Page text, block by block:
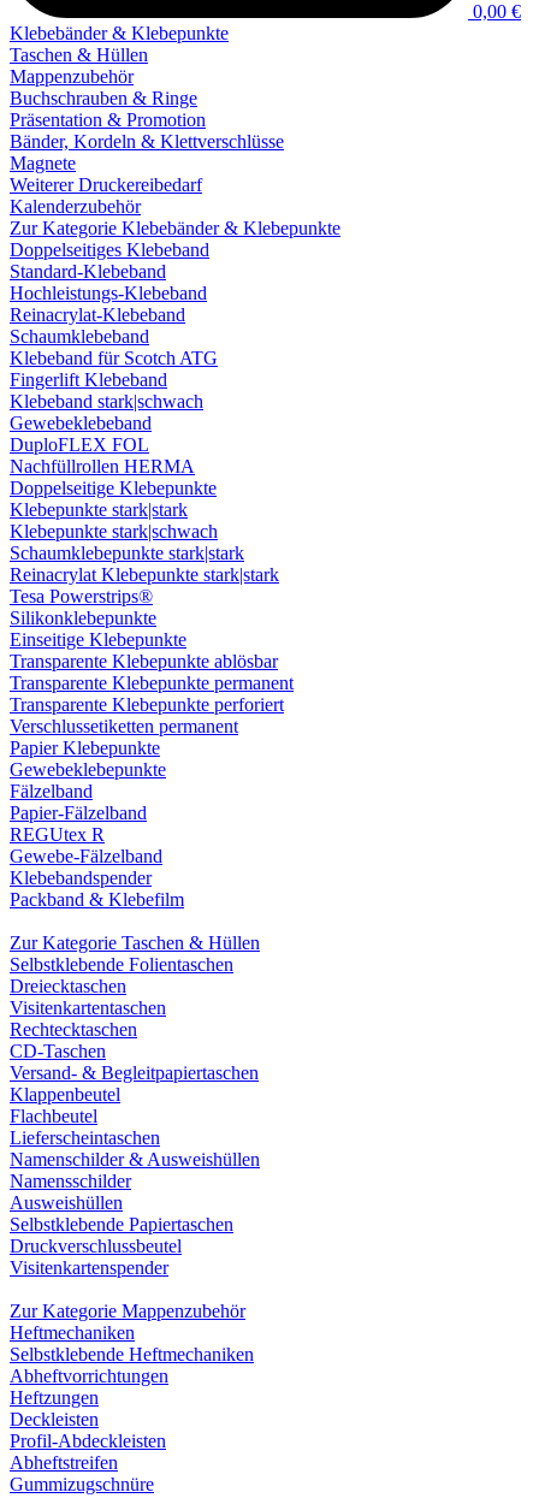
0,00 €
Klebebänder & Klebepunkte
Taschen & Hüllen
Mappenzubehör
Buchschrauben & Ringe
Präsentation & Promotion
Bänder, Kordeln & Klettverschlüsse
Magnete
Weiterer Druckereibedarf
Kalenderzubehör
Zur Kategorie Klebebänder & Klebepunkte
Doppelseitiges Klebeband
Standard-Klebeband
Hochleistungs-Klebeband
Reinacrylat-Klebeband
Schaumklebeband
Klebeband für Scotch ATG
Fingerlift Klebeband
Klebeband stark|schwach
Gewebeklebeband
DuploFLEX FOL
Nachfüllrollen HERMA
Doppelseitige Klebepunkte
Klebepunkte stark|stark
Klebepunkte stark|schwach
Schaumklebepunkte stark|stark
Reinacrylat Klebepunkte stark|stark
Tesa Powerstrips®
Silikonklebepunkte
Einseitige Klebepunkte
Transparente Klebepunkte ablösbar
Transparente Klebepunkte permanent
Transparente Klebepunkte perforiert
Verschlussetiketten permanent
Papier Klebepunkte
Gewebeklebepunkte
Fälzelband
Papier-Fälzelband
REGUtex R
Gewebe-Fälzelband
Klebebandspender
Packband & Klebefilm
Zur Kategorie Taschen & Hüllen
Selbstklebende Folientaschen
Dreiecktaschen
Visitenkartentaschen
Rechtecktaschen
CD-Taschen
Versand- & Begleitpapiertaschen
Klappenbeutel
Flachbeutel
Lieferscheintaschen
Namenschilder & Ausweishüllen
Namensschilder
Ausweishüllen
Selbstklebende Papiertaschen
Druckverschlussbeutel
Visitenkartenspender
Zur Kategorie Mappenzubehör
Heftmechaniken
Selbstklebende Heftmechaniken
Abheftvorrichtungen
Heftzungen
Deckleisten
Profil-Abdeckleisten
Abheftstreifen
Gummizugschnüre